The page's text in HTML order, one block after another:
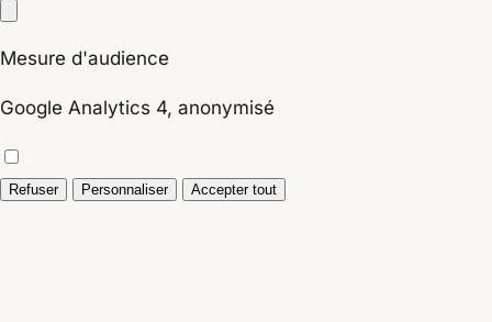
Mesure d'audience
Google Analytics 4, anonymisé
Refuser Personnaliser Accepter tout